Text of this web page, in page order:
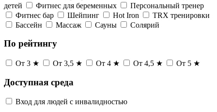
детей
Фитнес для беременных
Персональный тренер
Фитнес бар
Шейпинг Hot Iron
TRX тренировки
Бассейн
Массаж Сауны Солярий
По рейтингу
От 3 ★ От 3,5 ★ От 4 ★ От 4,5 ★ От 5 ★
Доступная среда
Вход для людей с инвалидностью